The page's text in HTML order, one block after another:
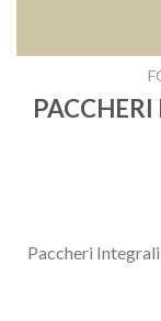
Paccheri